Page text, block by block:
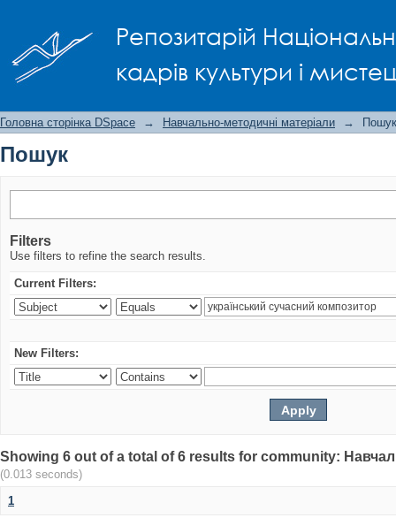
Репозитарій
кадрів культури і
Головна сторінка DSpace → Навчально-методичні матеріали → Пошук
Пошук
Filters
Use filters to refine the search results.
Current Filters:
New Filters:
Showing 6 out of a total of 6 results for community:
(0.013 seconds)
1